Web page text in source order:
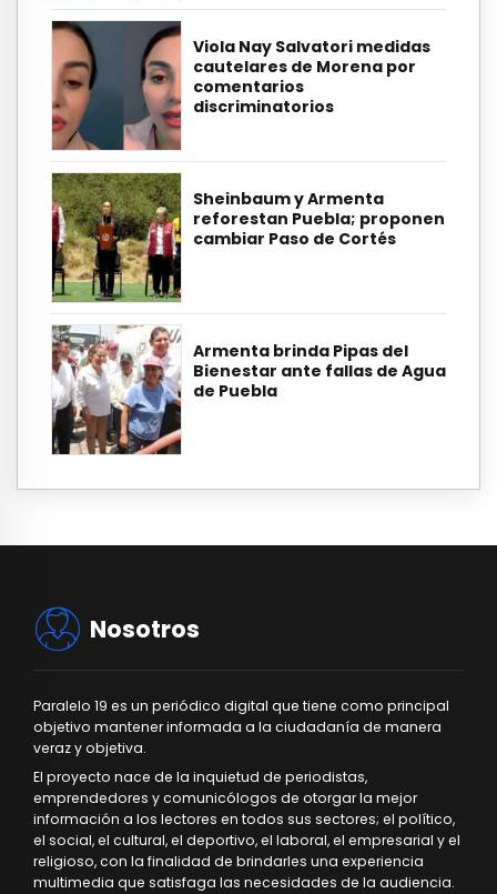
Viola Nay Salvatori medidas
cautelares de Morena por
comentarios
discriminatorios
Sheinbaum y Armenta
reforestan Puebla; proponen
cambiar Paso de Cortés
Armenta brinda Pipas del
Bienestar ante fallas de Agua
de Puebla
Nosotros
Paralelo 19 es un periódico digital que tiene como principal
objetivo mantener informada a la ciudadanía de manera
veraz y objetiva.
El proyecto nace de la inquietud de periodistas,
emprendedores y comunicólogos de otorgar la mejor
información a los lectores en todos sus sectores; el político,
el social, el cultural, el deportivo, el laboral, el empresarial y el
religioso, con la finalidad de brindarles una experiencia
multimedia que satisfaga las necesidades de la audiencia.